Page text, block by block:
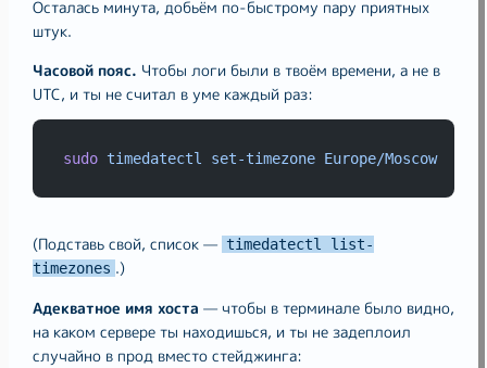
Осталась минута, добьём по-быстрому пару приятных
штук.
Часовой пояс. Чтобы логи были в твоём времени, а не в
UTC, и ты не считал в уме каждый раз:
sudo timedatectl set-timezone Europe/Moscow
(Подставь свой, список — timedatectl list-
timezones .)
Адекватное имя хоста — чтобы в терминале было видно,
на каком сервере ты находишься, и ты не задеплоил
случайно в прод вместо стейджинга: